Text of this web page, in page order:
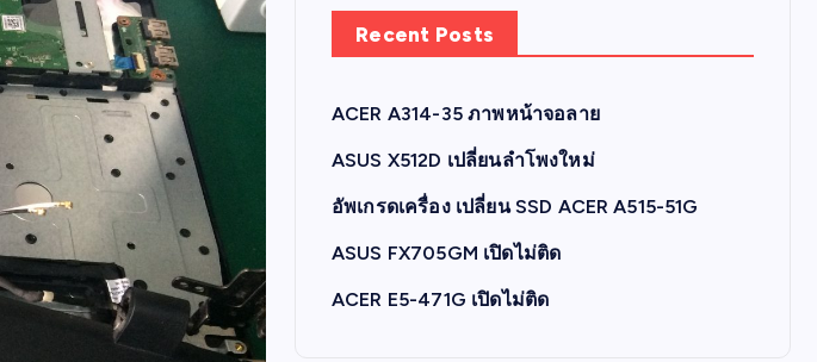
Recent Posts
ACER A314-35 ภาพหน้าจอลาย
ASUS X512D เปลี่ยนลำโพงใหม่
อัพเกรดเครื่อง เปลี่ยน SSD ACER A515-51G
ASUS FX705GM เปิดไม่ติด
ACER E5-471G เปิดไม่ติด